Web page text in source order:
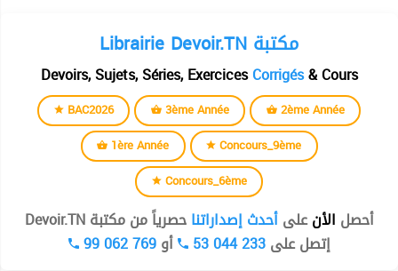
Librairie Devoir.TN مكتبة
Devoirs, Sujets, Séries, ExercicesCorrigés& Cours
BAC2026 3ème Année
2ème Année
1ère Année
Concours_9ème
Concours_6ème
أحصل الأنعلىأحدث إصداراتناحصرياً من مكتبة Devoir.TN
إتصل على53 044 233 أو99 062 769